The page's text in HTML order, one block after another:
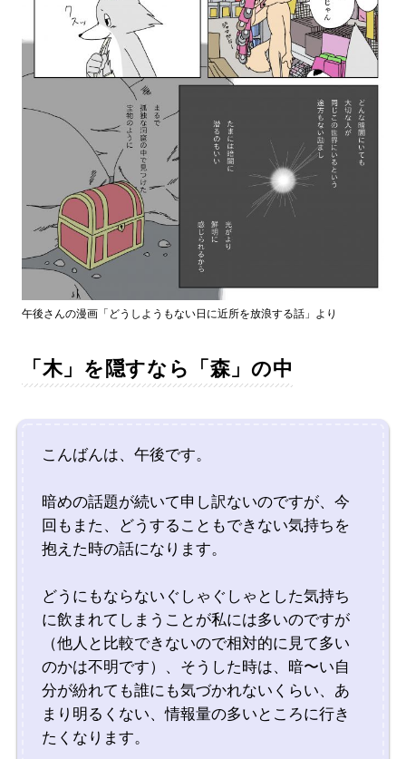
午後さんの漫画「どうしようもない日に近所を放浪する話」より
「木」を隠すなら「森」の中
こんばんは、午後です。
暗めの話題が続いて申し訳ないのですが、今
回もまた、どうすることもできない気持ちを
抱えた時の話になります。
どうにもならないぐしゃぐしゃとした気持ち
に飲まれてしまうことが私には多いのですが
（他人と比較できないので相対的に見て多い
のかは不明です）、そうした時は、暗〜い自
分が紛れても誰にも気づかれないくらい、あ
まり明るくない、情報量の多いところに行き
たくなります。